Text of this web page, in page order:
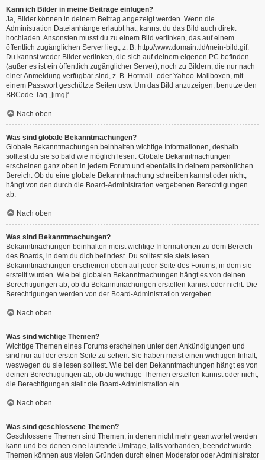
Kann ich Bilder in meine Beiträge einfügen?
Ja, Bilder können in deinem Beitrag angezeigt werden. Wenn die
Administration Dateianhänge erlaubt hat, kannst du das Bild auch direkt
hochladen. Ansonsten musst du zu einem Bild verlinken, das auf einem
öffentlich zugänglichen Server liegt, z. B. http://www.domain.tld/mein-bild.gif.
Du kannst weder Bilder verlinken, die sich auf deinem eigenen PC befinden
(außer es ist ein öffentlich zugänglicher Server), noch zu Bildern, die nur nach
einer Anmeldung verfügbar sind, z. B. Hotmail- oder Yahoo-Mailboxen, mit
einem Passwort geschützte Seiten usw. Um das Bild anzuzeigen, benutze den
BBCode-Tag „[img]“.
Nach oben
Was sind globale Bekanntmachungen?
Globale Bekanntmachungen beinhalten wichtige Informationen, deshalb
solltest du sie so bald wie möglich lesen. Globale Bekanntmachungen
erscheinen ganz oben in jedem Forum und ebenfalls in deinem persönlichen
Bereich. Ob du eine globale Bekanntmachung schreiben kannst oder nicht,
hängt von den durch die Board-Administration vergebenen Berechtigungen
ab.
Nach oben
Was sind Bekanntmachungen?
Bekanntmachungen beinhalten meist wichtige Informationen zu dem Bereich
des Boards, in dem du dich befindest. Du solltest sie stets lesen.
Bekanntmachungen erscheinen oben auf jeder Seite des Forums, in dem sie
erstellt wurden. Wie bei globalen Bekanntmachungen hängt es von deinen
Berechtigungen ab, ob du Bekanntmachungen erstellen kannst oder nicht. Die
Berechtigungen werden von der Board-Administration vergeben.
Nach oben
Was sind wichtige Themen?
Wichtige Themen eines Forums erscheinen unter den Ankündigungen und
sind nur auf der ersten Seite zu sehen. Sie haben meist einen wichtigen Inhalt,
weswegen du sie lesen solltest. Wie bei den Bekanntmachungen hängt es von
deinen Berechtigungen ab, ob du wichtige Themen erstellen kannst oder nicht;
die Berechtigungen stellt die Board-Administration ein.
Nach oben
Was sind geschlossene Themen?
Geschlossene Themen sind Themen, in denen nicht mehr geantwortet werden
kann und bei denen eine laufende Umfrage, falls vorhanden, beendet wurde.
Themen können aus vielen Gründen durch einen Moderator oder Administrator